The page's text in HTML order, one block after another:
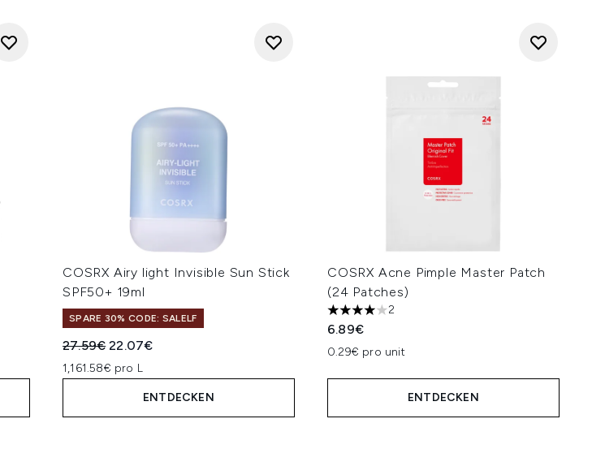
COSRX Airy light Invisible Sun Stick
SPF50+ 19ml
SPARE 30% CODE: SALELF
Unverbindliche Preisempfehlung:
27.59€Aktueller Preis:
22.07€
1,161.58€ pro L
ENTDECKEN
COSRX Acne Pimple Master Patch
(24 Patches)
4 stars out of a maximum of 5
2
6.89€
0.29€ pro unit
ENTDECKEN